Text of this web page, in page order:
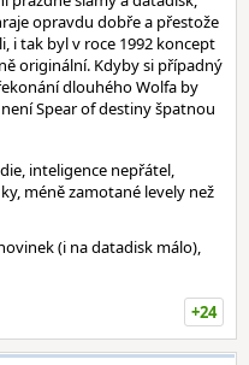
opravdu dobře a přestože
i tak byl v roce 1992 koncept
originální. Kdyby si případný
dlouhého Wolfa by
Spear of destiny špatnou
inteligence nepřátel,
méně zamotané levely než
(i na datadisk málo),
+24